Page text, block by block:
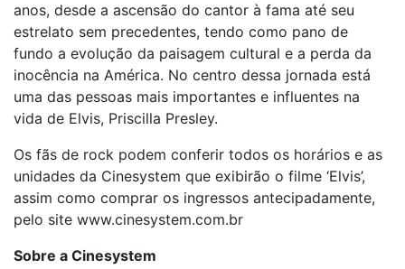
anos, desde a ascensão do cantor à fama até seu
estrelato sem precedentes, tendo como pano de
fundo a evolução da paisagem cultural e a perda da
inocência na América. No centro dessa jornada está
uma das pessoas mais importantes e influentes na
vida de Elvis, Priscilla Presley.
Os fãs de rock podem conferir todos os horários e as
unidades da Cinesystem que exibirão o filme ‘Elvis’,
assim como comprar os ingressos antecipadamente,
pelo site www.cinesystem.com.br
Sobre a Cinesystem